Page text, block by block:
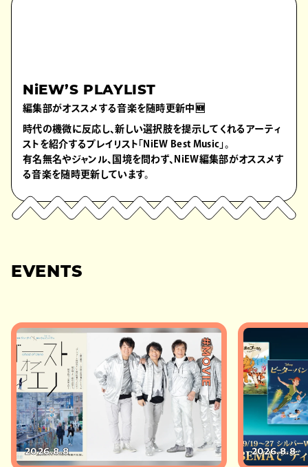
NiEW’S PLAYLIST
編集部がオススメする音楽を随時更新中🆕
時代の機微に反応し、新しい選択肢を提示してくれるアーティ
ストを紹介するプレイリスト「NiEW Best Music」。
有名無名やジャンル、国境を問わず、NiEW編集部がオススメす
る音楽を随時更新しています。
EVENTS
#MOVIE
2026.8.8 2026.8.8